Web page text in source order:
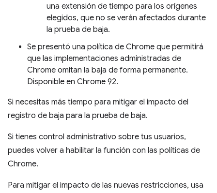
una extensión de tiempo para los orígenes
elegidos, que no se verán afectados durante
la prueba de baja.
Se presentó una política de Chrome que permitirá
que las implementaciones administradas de
Chrome omitan la baja de forma permanente.
Disponible en Chrome 92.
Si necesitas más tiempo para mitigar el impacto del
registro de baja para la prueba de baja.
Si tienes control administrativo sobre tus usuarios,
puedes volver a habilitar la función con las políticas de
Chrome.
Para mitigar el impacto de las nuevas restricciones, usa